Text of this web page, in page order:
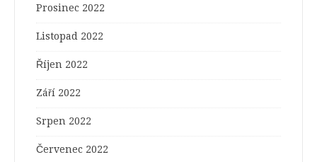
Prosinec 2022
Listopad 2022
Říjen 2022
Září 2022
Srpen 2022
Červenec 2022